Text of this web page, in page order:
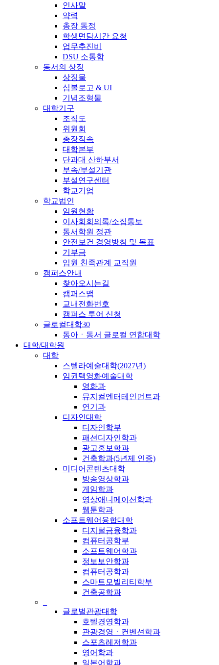
인사말
약력
총장 동정
학생면담시간 요청
업무추진비
DSU 소통함
동서의 상징
상징물
심볼로고 & UI
기념조형물
대학기구
조직도
위원회
총장직속
대학본부
단과대 산하부서
부속/부설기관
부설연구센터
학교기업
학교법인
임원현황
이사회회의록/소집통보
동서학원 정관
안전보건 경영방침 및 목표
기부금
임원 친족관계 교직원
캠퍼스안내
찾아오시는길
캠퍼스맵
교내전화번호
캠퍼스 투어 신청
글로컬대학30
동아ㆍ동서 글로컬 연합대학
대학/대학원
대학
스텔라예술대학(2027년)
임권택영화예술대학
영화과
뮤지컬엔터테인먼트과
연기과
디자인대학
디자인학부
패션디자인학과
광고홍보학과
건축학과(5년제 인증)
미디어콘텐츠대학
방송영상학과
게임학과
영상애니메이션학과
웹툰학과
소프트웨어융합대학
디지털금융학과
컴퓨터공학부
소프트웨어학과
정보보안학과
컴퓨터공학과
스마트모빌리티학부
건축공학과
글로벌관광대학
호텔경영학과
관광경영ㆍ컨벤션학과
스포츠레저학과
영어학과
일본어학과